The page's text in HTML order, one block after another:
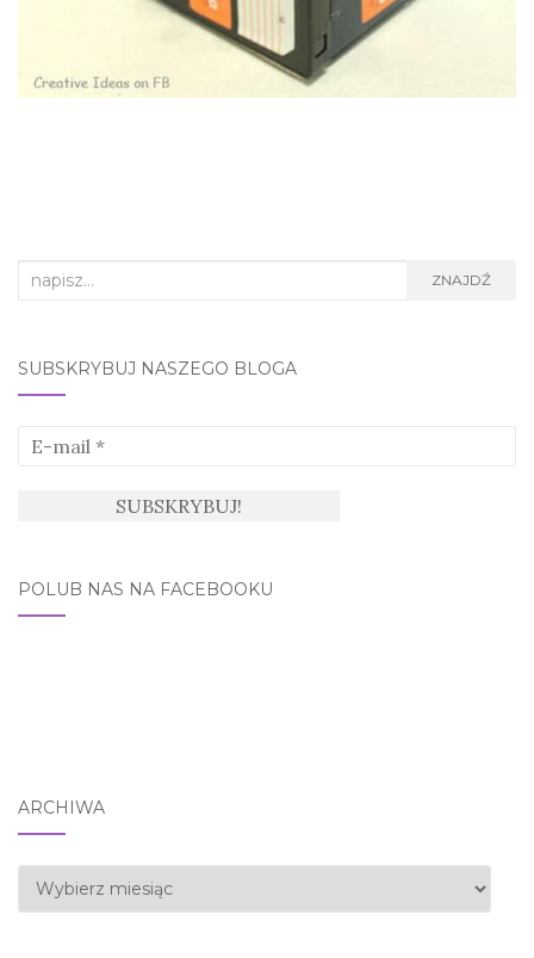
Search
ZNAJDŹ
SUBSKRYBUJ NASZEGO BLOGA
POLUB NAS NA FACEBOOKU
ARCHIWA
Archiwa